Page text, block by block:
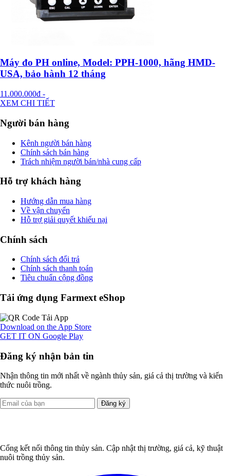
Máy đo PH online, Model: PPH-1000, hãng HMD-
USA, bảo hành 12 tháng
11.000.000đ -
XEM CHI TIẾT
Người bán hàng
Kênh người bán hàng
Chính sách bán hàng
Trách nhiệm người bán/nhà cung cấp
Hỗ trợ khách hàng
Hướng dẫn mua hàng
Về vận chuyển
Hỗ trợ giải quyết khiếu nại
Chính sách
Chính sách đổi trả
Chính sách thanh toán
Tiêu chuẩn cộng đồng
Tải ứng dụng Farmext eShop
Download on the App Store
GET IT ON Google Play
Đăng ký nhận bản tin
Nhận thông tin mới nhất về ngành thủy sản, giá cả thị trường và kiến
thức nuôi trồng.
Đăng ký
Cổng kết nối thông tin thủy sản. Cập nhật thị trường, giá cả, kỹ thuật
nuôi trồng thủy sản.